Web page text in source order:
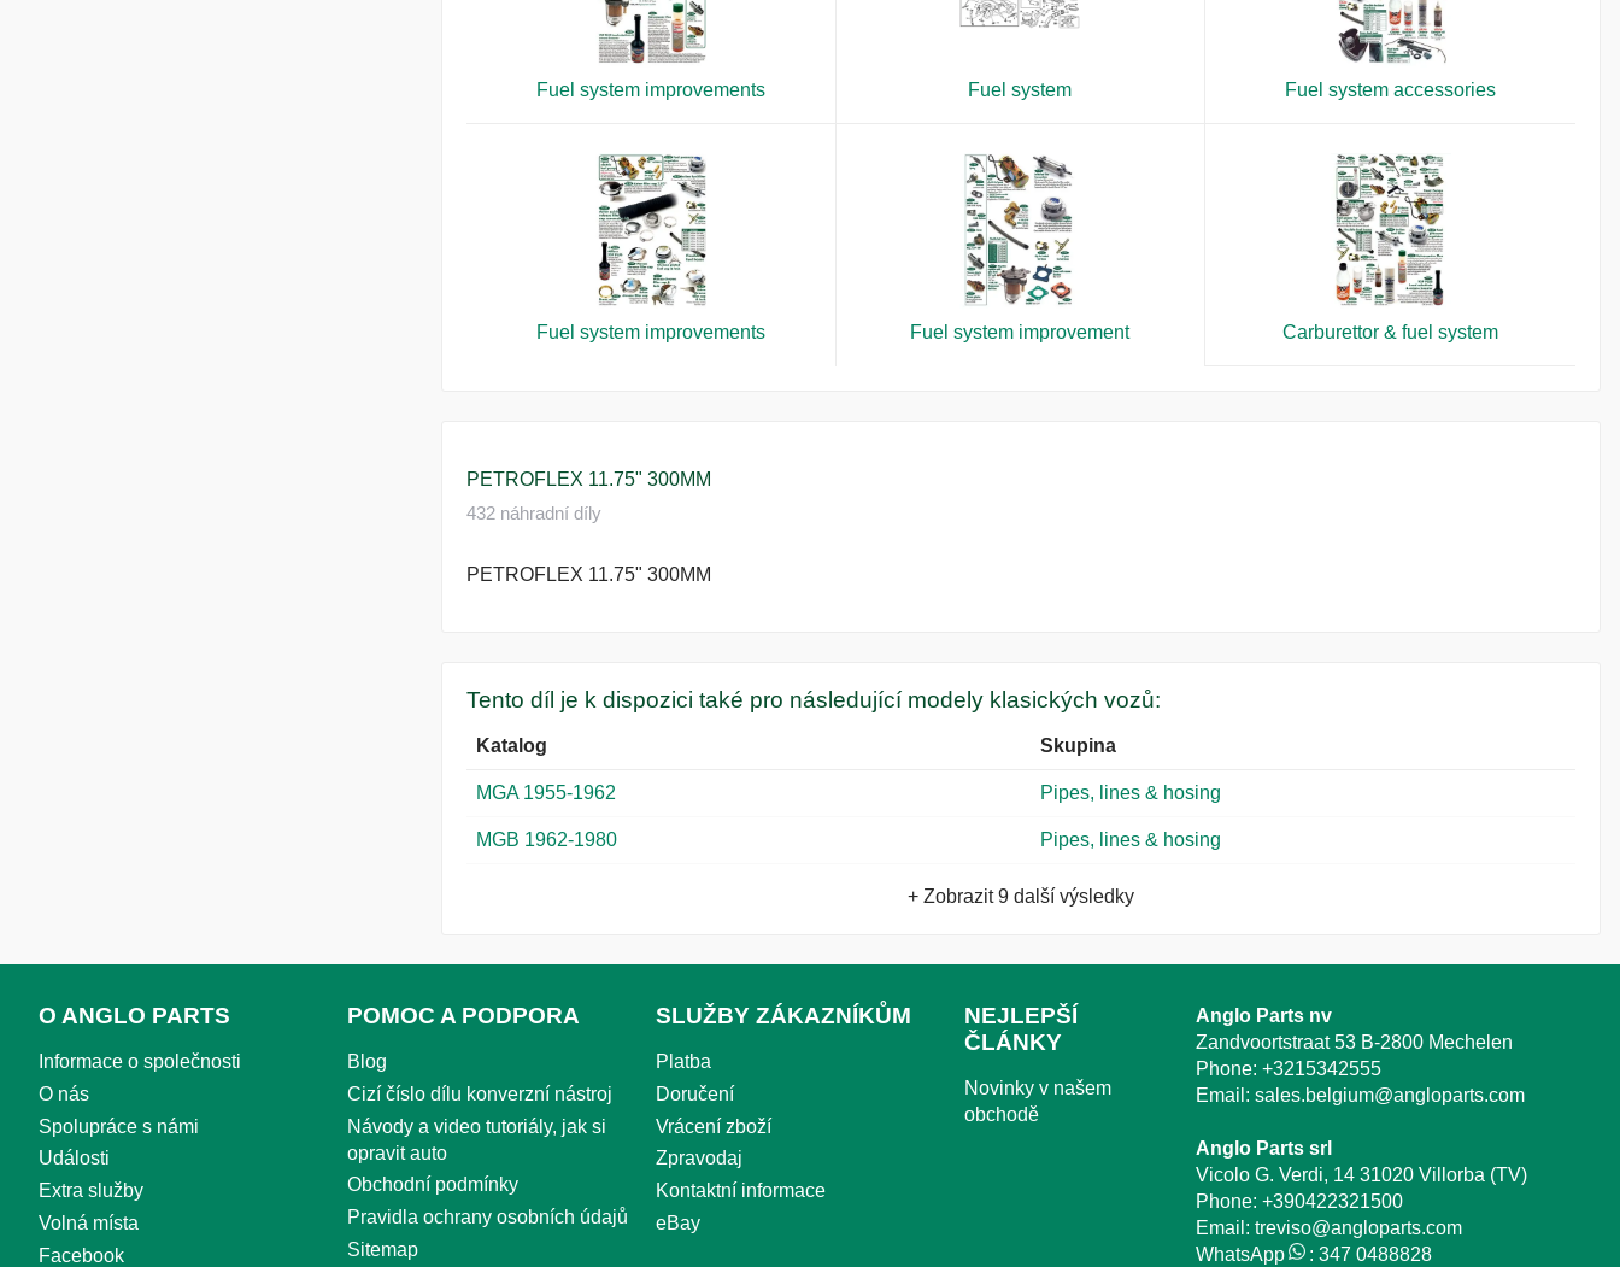
Fuel system improvements Fuel system Fuel system accessories
Fuel system improvements Fuel system improvement Carburettor & fuel system
PETROFLEX 11.75" 300MM
432 náhradní díly
PETROFLEX 11.75" 300MM
Tento díl je k dispozici také pro následující modely klasických vozů:
Katalog Skupina
MGA 1955-1962 Pipes, lines & hosing
MGB 1962-1980 Pipes, lines & hosing
+ Zobrazit 9 další výsledky
O ANGLO PARTS
Informace o společnosti
O nás
Spolupráce s námi
Události
Extra služby
Volná místa
Facebook
POMOC A PODPORA
Blog
Cizí číslo dílu konverzní nástroj
Návody a video tutoriály, jak si
opravit auto
Obchodní podmínky
Pravidla ochrany osobních údajů
Sitemap
SLUŽBY ZÁKAZNÍKŮM
Platba
Doručení
Vrácení zboží
Zpravodaj
Kontaktní informace
eBay
NEJLEPŠÍ
ČLÁNKY
Novinky v našem
obchodě
Anglo Parts nv
Zandvoortstraat 53 B-2800 Mechelen
Phone: +3215342555
Email: sales.belgium@angloparts.com
Anglo Parts srl
Vicolo G. Verdi, 14 31020 Villorba (TV)
Phone: +390422321500
Email: treviso@angloparts.com
WhatsApp
: 347 0488828